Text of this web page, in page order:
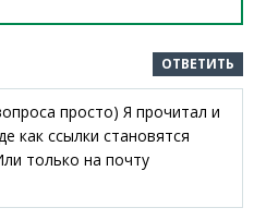
ОТВЕТИТЬ
просто) Я прочитал и
как ссылки становятся
только на почту